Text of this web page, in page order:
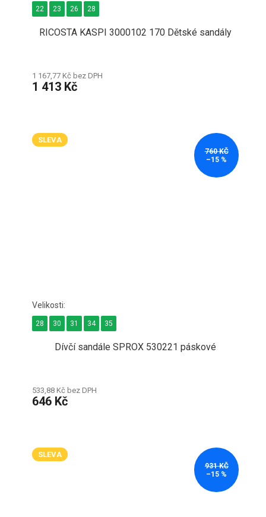
RICOSTA KASPI 3000102 170 Dětské sandály
1 167,77 Kč bez DPH
1 413 Kč
22 23 26 28
SLEVA
760 KČ
–15 %
Dívčí sandále SPROX 530221 páskové
533,88 Kč bez DPH
646 Kč
28 30 31 34 35
SLEVA
931 KČ
–15 %